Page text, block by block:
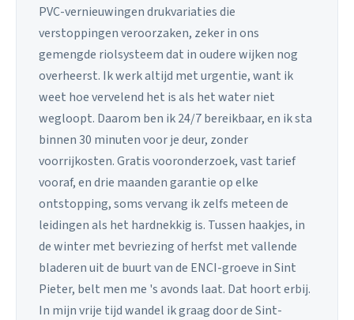
PVC-vernieuwingen drukvariaties die
verstoppingen veroorzaken, zeker in ons
gemengde riolsysteem dat in oudere wijken nog
overheerst. Ik werk altijd met urgentie, want ik
weet hoe vervelend het is als het water niet
wegloopt. Daarom ben ik 24/7 bereikbaar, en ik sta
binnen 30 minuten voor je deur, zonder
voorrijkosten. Gratis vooronderzoek, vast tarief
vooraf, en drie maanden garantie op elke
ontstopping, soms vervang ik zelfs meteen de
leidingen als het hardnekkig is. Tussen haakjes, in
de winter met bevriezing of herfst met vallende
bladeren uit de buurt van de ENCI-groeve in Sint
Pieter, belt men me 's avonds laat. Dat hoort erbij.
In mijn vrije tijd wandel ik graag door de Sint-